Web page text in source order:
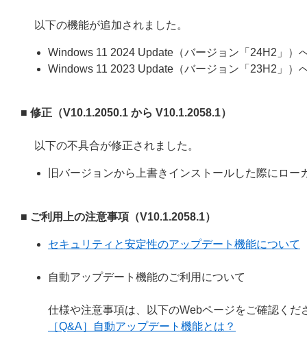
以下の機能が追加されました。
Windows 11 2024 Update（バージョン「24H2」）
Windows 11 2023 Update（バージョン「23H2」）
■ 修正（V10.1.2050.1 から V10.1.2058.1）
以下の不具合が修正されました。
旧バージョンから上書きインストールした際にロ
■ ご利用上の注意事項（V10.1.2058.1）
セキュリティと安定性のアップデート機能について
自動アップデート機能のご利用について
仕様や注意事項は、以下のWebページをご確認くだ
［Q&A］自動アップデート機能とは？